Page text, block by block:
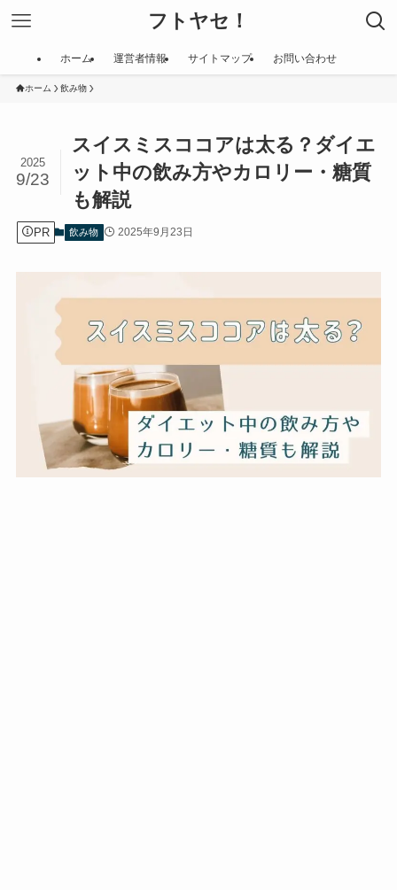
フトヤセ！
ホーム 運営者情報 サイトマップ お問い合わせ
ホーム 飲み物
スイスミスココアは太る？ダイエ
ット中の飲み方やカロリー・糖質
も解説
2025
9/23
PR 飲み物 2025年9月23日